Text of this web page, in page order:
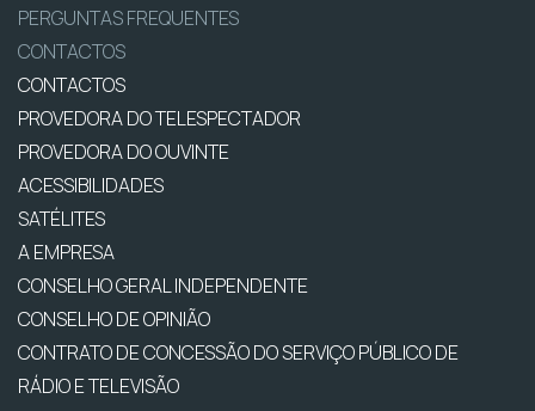
PERGUNTAS FREQUENTES
CONTACTOS
CONTACTOS
PROVEDORA DO TELESPECTADOR
PROVEDORA DO OUVINTE
ACESSIBILIDADES
SATÉLITES
A EMPRESA
CONSELHO GERAL INDEPENDENTE
CONSELHO DE OPINIÃO
CONTRATO DE CONCESSÃO DO SERVIÇO PÚBLICO DE
RÁDIO E TELEVISÃO